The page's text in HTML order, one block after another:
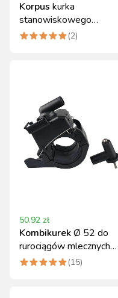
Korpus kurka
stanowiskowego
Canagri, tworzywo, 0.21
(2)
50.92 zł
KombikurekØ 52 do
rurociągów mlecznych
DeLaval
(15)